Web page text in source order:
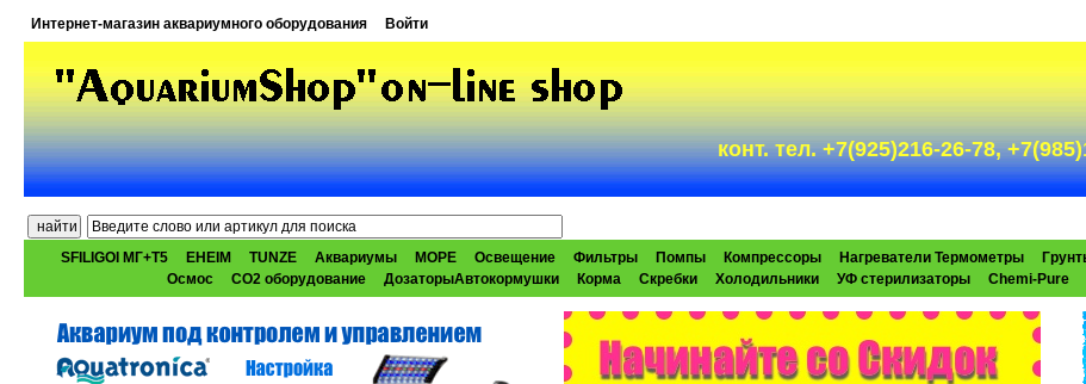
Интернет-магазин аквариумного оборудования Войти
конт. тел. +7(925)216-26-78,
SFILIGOI МГ+Т5 EHEIM TUNZE Аквариумы МОРЕ Освещение Фильтры Помпы Компрессоры Нагреватели Термометры
Осмос
CO2 оборудование ДозаторыАвтокормушки Корма Скребки Холодильники УФ стерилизаторы Chemi-Pure